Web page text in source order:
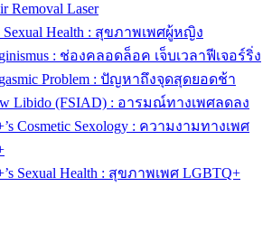
Removal Laser
Sexual Health : สุขภาพเพศผู้หญิง
: ช่องคลอดล็อค เจ็บเวลาฟีเจอร์ริ่ง
Problem : ปัญหาถึงจุดสุดยอดช้า
Libido (FSIAD) : อารมณ์ทางเพศลดลง
Cosmetic Sexology : ความงามทางเพศ
Sexual Health : สุขภาพเพศ LGBTQ+